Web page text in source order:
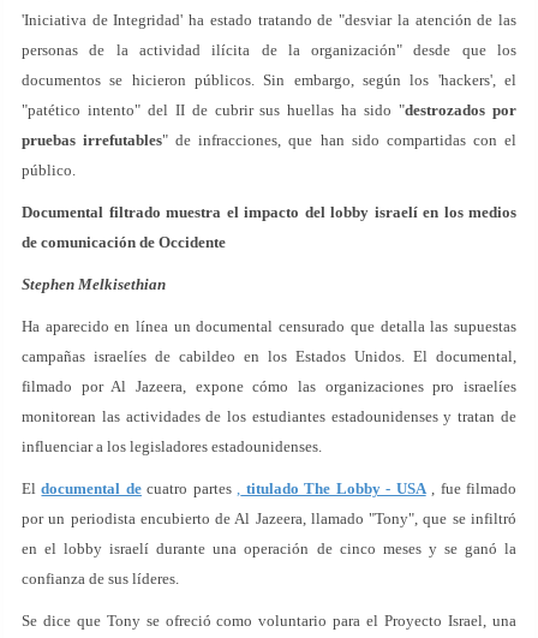
'Iniciativa de Integridad' ha estado tratando de "desviar la atención de las
personas de la actividad ilícita de la organización" desde que los
documentos se hicieron públicos. Sin embargo, según los 'hackers', el
"patético intento" del II de cubrir sus huellas ha sido "destrozados por
pruebas irrefutables" de infracciones, que han sido compartidas con el
público.
Documental filtrado muestra el impacto del lobby israelí en los medios
de comunicación de Occidente
Stephen Melkisethian
Ha aparecido en línea un documental censurado que detalla las supuestas
campañas israelíes de cabildeo en los Estados Unidos. El documental,
filmado por Al Jazeera, expone cómo las organizaciones pro israelíes
monitorean las actividades de los estudiantes estadounidenses y tratan de
influenciar a los legisladores estadounidenses.
Eldocumental decuatro partes, titulado The Lobby - USA, fue filmado
por un periodista encubierto de Al Jazeera, llamado "Tony", que se infiltró
en el lobby israelí durante una operación de cinco meses y se ganó la
confianza de sus líderes.
Se dice que Tony se ofreció como voluntario para el Proyecto Israel, una